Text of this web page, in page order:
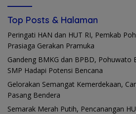
Top Posts & Halaman
Peringati HAN dan HUT RI, Pemkab
Prasiaga Gerakan Pramuka
Gandeng BMKG dan BPBD, Pohuwato
SMP Hadapi Potensi Bencana
Gelorakan Semangat Kemerdekaan,
Pasang Bendera
Semarak Merah Putih, Pencanangan